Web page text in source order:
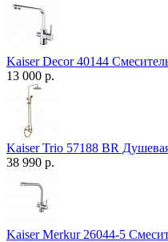
Kaiser Decor 40144
13 000 р.
Kaiser Trio 57188 BR
38 990 р.
Kaiser Merkur 26044-5